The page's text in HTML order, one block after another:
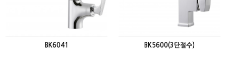
BK6041 BK5600(3단절수)